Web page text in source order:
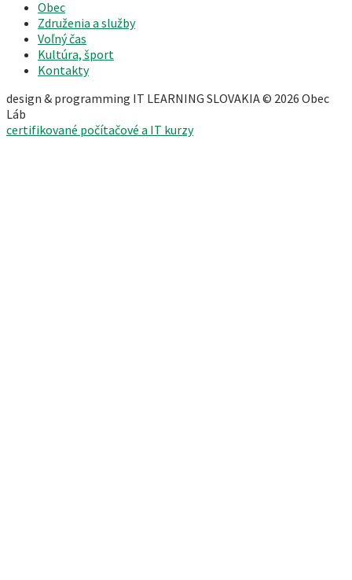
Obec
Združenia a služby
Voľný čas
Kultúra, šport
Kontakty
design & programming IT LEARNING SLOVAKIA © 2026 Obec
Láb
certifikované počítačové a IT kurzy